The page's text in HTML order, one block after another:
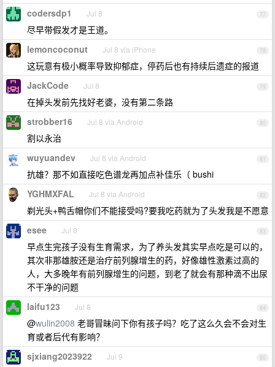
77
codersdp1 Jul 8
尽早带假发才是王道。
78
lemoncoconut Jul 8 via iPhone
这玩意有极小概率导致抑郁症，停药后也有持续后遗症的报道
79
JackCode Jul 8
在掉头发前先找好老婆，没有第二条路
80
strobber16 Jul 8 via Android
割以永治
81
wuyuandev Jul 8 via Android
抗雄？那不如直接吃色谱龙再加点补佳乐（ bushi
82
YGHMXFAL Jul 8 via Android
剃光头+鸭舌帽你们不能接受吗?要我吃药就为了头发我是不愿意
83
esee Jul 8
早点生完孩子没有生育需求，为了养头发其实早点吃是可以的，
其次非那雄胺还是治疗前列腺增生的药，好像雄性激素过高的
人，大多晚年有前列腺增生的问题，到老了就会有那种滴不出尿
不干净的问题
84
laifu123 Jul 8
@wulin2008 老哥冒昧问下你有孩子吗？吃了这么久会不会对生
育或者后代有影响？
85
sjxiang2023922 Jul 9